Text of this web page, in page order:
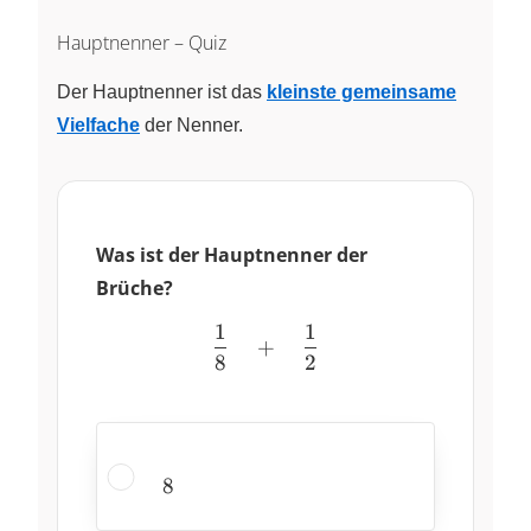
Hauptnenner – Quiz
Der Hauptnenner ist das kleinste gemeinsame
Vielfache der Nenner.
Was ist der Hauptnenner der
Brüche?
\dfrac{1}{8} \quad +
8
1
+
2
1
8
8